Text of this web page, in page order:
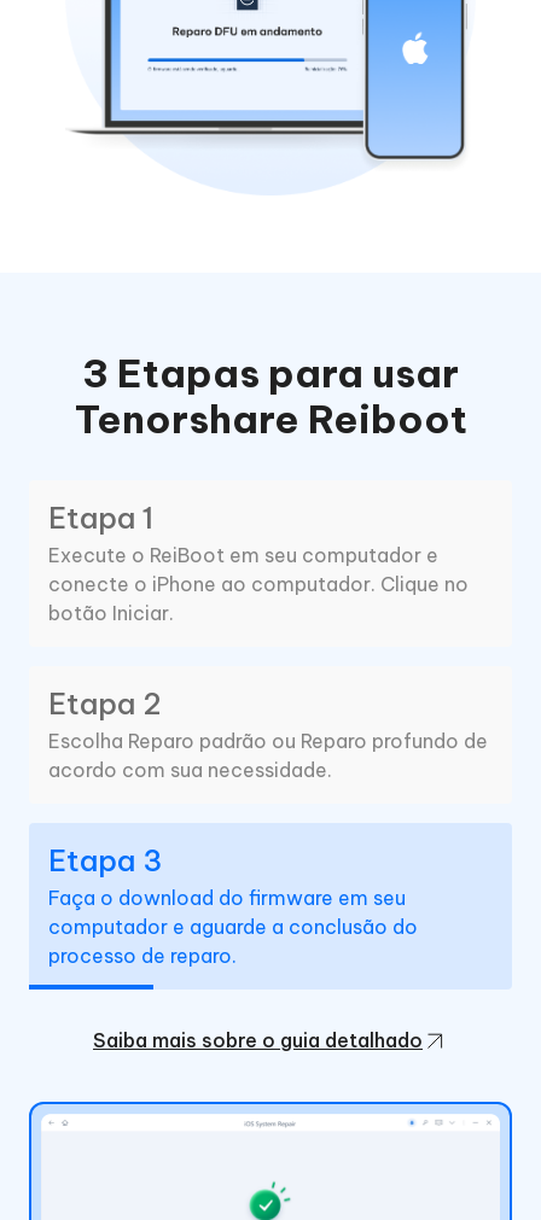
3 Etapas para usar
Tenorshare Reiboot
Etapa 1
Execute o ReiBoot em seu computador e
conecte o iPhone ao computador. Clique no
botão Iniciar.
Etapa 2
Escolha Reparo padrão ou Reparo profundo de
acordo com sua necessidade.
Etapa 3
Faça o download do firmware em seu
computador e aguarde a conclusão do
processo de reparo.
Saiba mais sobre o guia detalhado